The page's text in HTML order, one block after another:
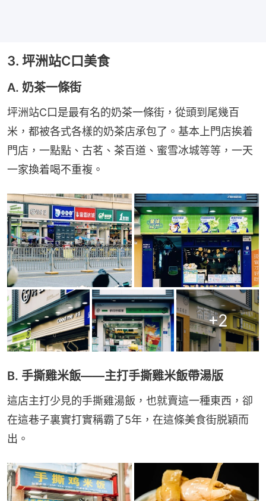
3. 坪洲站C口美食
A. 奶茶一條街
坪洲站C口是最有名的奶茶一條街，從頭到尾幾百
米，都被各式各樣的奶茶店承包了。基本上門店挨着
門店，一點點、古茗、茶百道、蜜雪冰城等等，一天
一家換着喝不重複。
+2
B. 手撕雞米飯——主打手撕雞米飯帶湯版
這店主打少見的手撕雞湯飯，也就賣這一種東西，卻
在這巷子裏實打實稱霸了5年，在這條美食街脱穎而
出。